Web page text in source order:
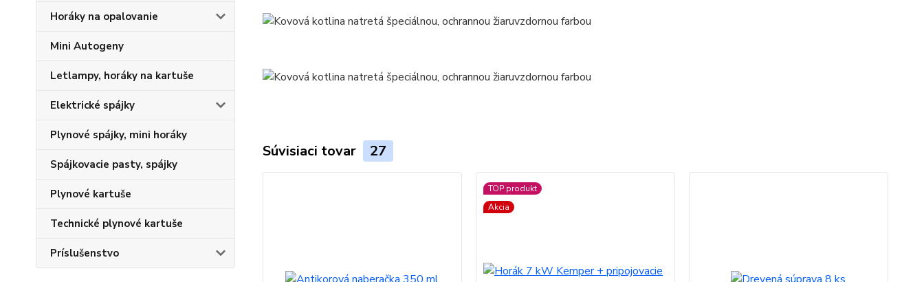
Horáky na opalovanie
Mini Autogeny
Letlampy, horáky na kartuše
Elektrické spájky
Plynové spájky, mini horáky
Spájkovacie pasty, spájky
Plynové kartuše
Technické plynové kartuše
Príslušenstvo
Súvisiaci tovar 27
TOP produkt
Akcia